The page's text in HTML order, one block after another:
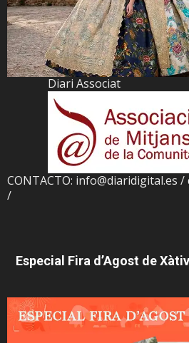
Diari Associat
CONTACTO: info@diaridigital.es
/
Especial Fira d’Agost de